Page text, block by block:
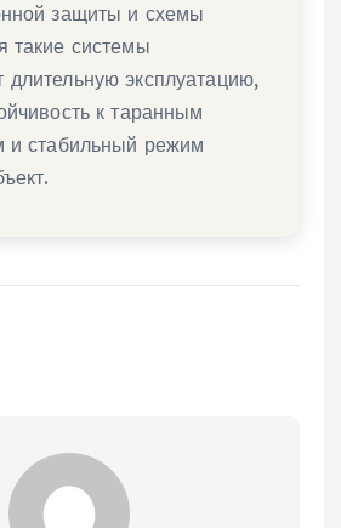
защиты и схемы
такие системы
эксплуатацию,
к таранным
и стабильный режим